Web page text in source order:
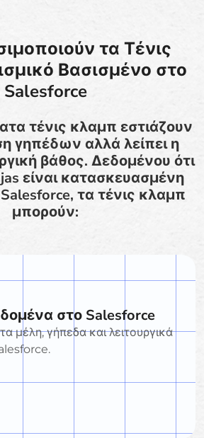
τα Τένις
Βασισμένο στο
Salesforce
τένις κλαμπ εστιάζουν
γηπέδων αλλά λείπει η
βάθος. Δεδομένου ότι
είναι κατασκευασμένη
τα τένις κλαμπ
μπορούν:
στο Salesforce
μέλη, γήπεδα και λειτουργικά